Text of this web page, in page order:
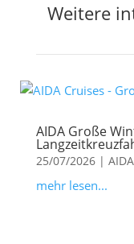
Weitere
AIDA Große
25/07/2026|
mehr lesen...